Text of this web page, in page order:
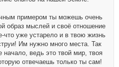
примером ты можешь очень
образ мыслей и своё отношение
уже устарело и в твою жизнь
Им нужно много места. Так
ведь это твой мир, твоя
отвечаешь только ты сам!